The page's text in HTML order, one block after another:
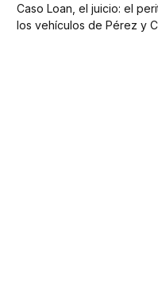
Caso Loan, el juicio: el
los vehículos de Pérez y